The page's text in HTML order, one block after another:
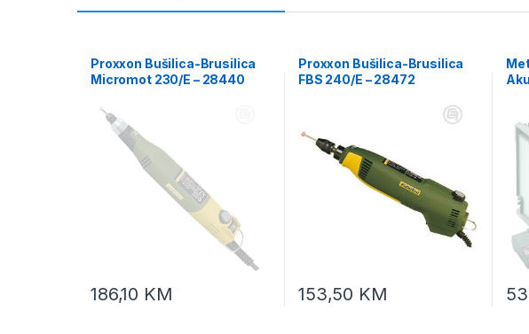
Proxxon Bušilica-Brusilica
Micromot 230/E – 28440
186,10 KM
Proxxon Bušilica-Brusilica
FBS 240/E – 28472
153,50 KM